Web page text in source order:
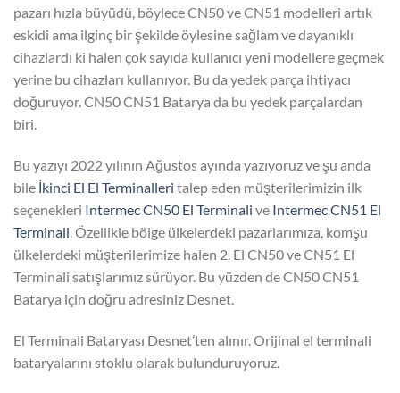
pazarı hızla büyüdü, böylece CN50 ve CN51 modelleri artık
eskidi ama ilginç bir şekilde öylesine sağlam ve dayanıklı
cihazlardı ki halen çok sayıda kullanıcı yeni modellere geçmek
yerine bu cihazları kullanıyor. Bu da yedek parça ihtiyacı
doğuruyor. CN50 CN51 Batarya da bu yedek parçalardan
biri.
Bu yazıyı 2022 yılının Ağustos ayında yazıyoruz ve şu anda
bile İkinci El El Terminalleri talep eden müşterilerimizin ilk
seçenekleri Intermec CN50 El Terminali ve Intermec CN51 El
Terminali. Özellikle bölge ülkelerdeki pazarlarımıza, komşu
ülkelerdeki müşterilerimize halen 2. El CN50 ve CN51 El
Terminali satışlarımız sürüyor. Bu yüzden de CN50 CN51
Batarya için doğru adresiniz Desnet.
El Terminali Bataryası Desnet’ten alınır. Orijinal el terminali
bataryalarını stoklu olarak bulunduruyoruz.